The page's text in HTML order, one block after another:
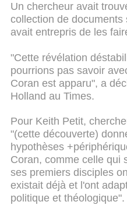
Un chercheur avait
collection de
avait entrepris de les
"Cette révélation
pourrions pas savoir
Coran est apparu", a
Holland au Times.
Pour Keith Petit,
"(cette découverte)
hypothèses
Coran, comme celle qui
ses premiers disciples
existait déjà et l'ont
politique et théologique".